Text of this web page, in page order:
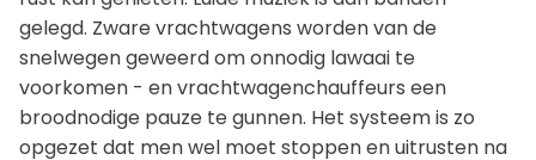
gelegd. Zware vrachtwagens worden van de
snelwegen geweerd om onnodig lawaai te
voorkomen - en vrachtwagenchauffeurs een
broodnodige pauze te gunnen. Het systeem is zo
opgezet dat men wel moet stoppen en uitrusten na